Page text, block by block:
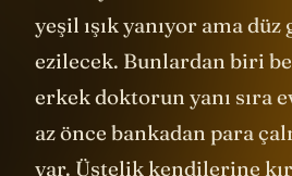
kimse yok. Yol hakkı
yeşil ışık yanıyor ama
ezilecek. Bunlardan biri
erkek doktorun yanı sıra
az önce bankadan para